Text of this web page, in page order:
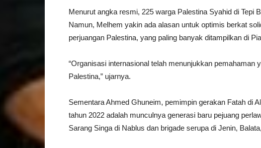
Menurut angka resmi, 225 warga Palestina Syahid di Tepi
Namun, Melhem yakin ada alasan untuk optimis berkat
perjuangan Palestina, yang paling banyak ditampilkan di
“Organisasi internasional telah menunjukkan pemahaman
Palestina,” ujarnya.
Sementara Ahmed Ghuneim, pemimpin gerakan Fatah di
tahun 2022 adalah munculnya generasi baru pejuang
Sarang Singa di Nablus dan brigade serupa di Jenin,